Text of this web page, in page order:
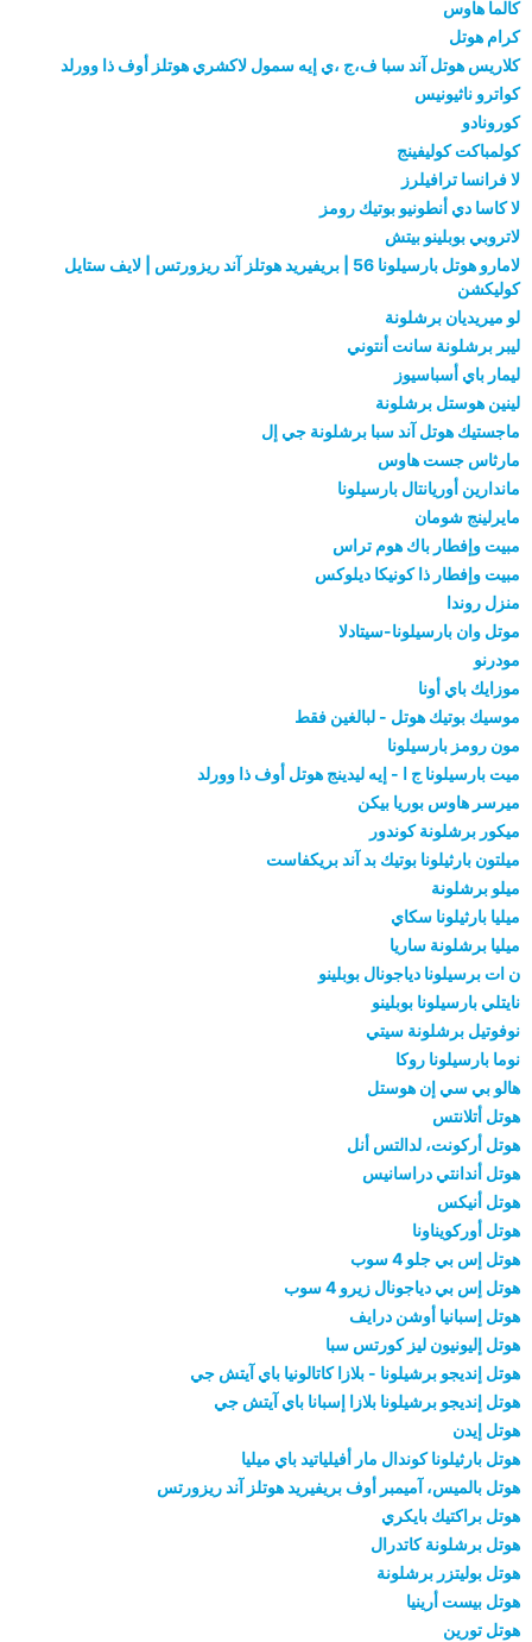
كالما هاوس
كرام هوتل
كلاريس هوتل آند سبا ف،ج ،ي إيه سمول لاكشري هوتلز أوف ذا وورلد
كواترو ناثيونيس
كورونادو
كولمباكت كوليفينج
لا فرانسا ترافيلرز
لا كاسا دي أنطونيو بوتيك رومز
لاتروبي بوبلينو بيتش
لامارو هوتل بارسيلونا 56 | بريفيريد هوتلز آند ريزورتس | لايف ستايل
كوليكشن
لو ميريديان برشلونة
ليبر برشلونة سانت أنتوني
ليمار باي أسباسيوز
لينين هوستل برشلونة
ماجستيك هوتل آند سبا برشلونة جي إل
مارثاس جست هاوس
ماندارين أوريانتال بارسيلونا
مايرلينج شومان
مبيت وإفطار باك هوم تراس
مبيت وإفطار ذا كونيكا ديلوكس
منزل روندا
موتل وان بارسيلونا-سيتادلا
مودرنو
موزايك باي أونا
موسيك بوتيك هوتل - لبالغين فقط
مون رومز بارسيلونا
ميت بارسيلونا ج ا - إيه ليدينج هوتل أوف ذا وورلد
ميرسر هاوس بوريا بيكن
ميكور برشلونة كوندور
ميلتون بارثيلونا بوتيك بد آند بريكفاست
ميلو برشلونة
ميليا بارثيلونا سكاي
ميليا برشلونة ساريا
ن ات برسيلونا دياجونال بوبلينو
نايتلي بارسيلونا بوبلينو
نوفوتيل برشلونة سيتي
نوما بارسيلونا روكا
هالو بي سي إن هوستل
هوتل أتلانتس
هوتل أركونت، لدالتس أنل
هوتل أندانتي دراسانيس
هوتل أنيكس
هوتل أوركويناونا
هوتل إس بي جلو 4 سوب
هوتل إس بي دياجونال زيرو 4 سوب
هوتل إسبانيا أوشن درايف
هوتل إليونيون ليز كورتس سبا
هوتل إنديجو برشيلونا - بلازا كاتالونيا باي آيتش جي
هوتل إنديجو برشيلونا بلازا إسبانا باي آيتش جي
هوتل إيدن
هوتل بارثيلونا كوندال مار أفيلياتيد باي ميليا
هوتل بالميس، آميمبر أوف بريفيريد هوتلز آند ريزورتس
هوتل براكتيك بايكري
هوتل برشلونة كاتدرال
هوتل بوليتزر برشلونة
هوتل بيست أرينيا
هوتل تورين